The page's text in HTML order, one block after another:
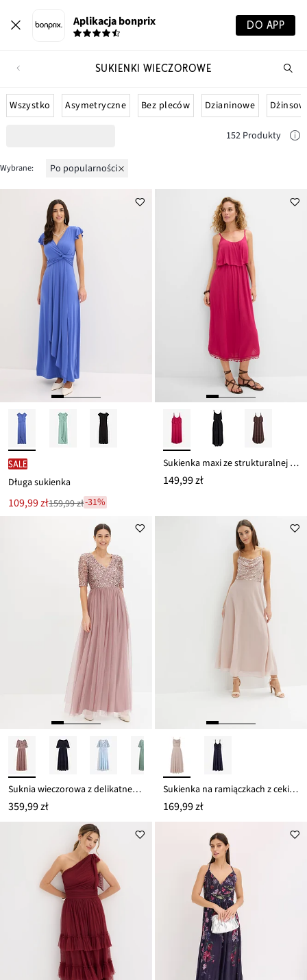
Aplikacja bonprix DO APP
SUKIENKI WIECZOROWE
Wszystko Asymetryczne Bez pleców Dzianinowe
152 Produkty
Wybrane: po popularności
SALE
Długa sukienka
Nowa
cena
109,99 zł
Przeceniono159,99 zł-31%
Sukienka maxi ze strukturalnej wiskozy
149,99 zł
Suknia wieczorowa z delikatnego tiulu z aplikacją z cekinów
359,99 zł
Sukienka na ramiączkach z cekinami
169,99 zł